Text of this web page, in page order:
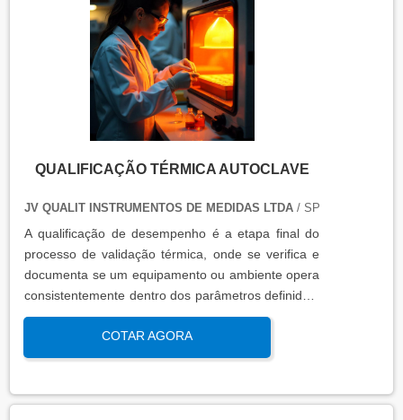
QUALIFICAÇÃO TÉRMICA AUTOCLAVE
JV QUALIT INSTRUMENTOS DE MEDIDAS LTDA/ SP
A qualificação de desempenho é a etapa final do
processo de validação térmica, onde se verifica e
documenta se um equipamento ou ambiente opera
consistentemente dentro dos parâmetros definidos,
sob condições reais de uso. Esta qualificação
assegura que os processos atendem aos requisitos
regulatórios e de qualidade, garantindo segurança
COTAR AGORA